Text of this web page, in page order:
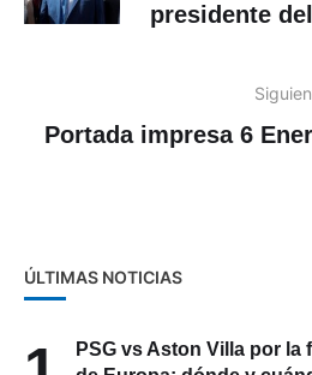
una sesión
Portada impresa 6
1
de Europa: dónde y